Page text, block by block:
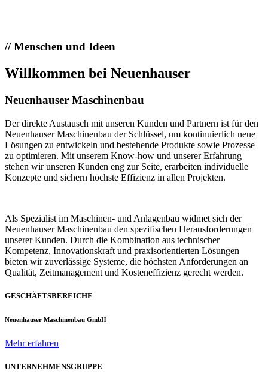
//Menschen und Ideen
Willkommen bei Neuenhauser
Neuenhauser Maschinenbau
Der direkte Austausch mit unseren Kunden und Partnern ist für den
Neuenhauser Maschinenbau der Schlüssel, um kontinuierlich neue
Lösungen zu entwickeln und bestehende Produkte sowie Prozesse
zu optimieren. Mit unserem Know-how und unserer Erfahrung
stehen wir unseren Kunden eng zur Seite, erarbeiten individuelle
Konzepte und sichern höchste Effizienz in allen Projekten.
Als Spezialist im Maschinen- und Anlagenbau widmet sich der
Neuenhauser Maschinenbau den spezifischen Herausforderungen
unserer Kunden. Durch die Kombination aus technischer
Kompetenz, Innovationskraft und praxisorientierten Lösungen
bieten wir zuverlässige Systeme, die höchsten Anforderungen an
Qualität, Zeitmanagement und Kosteneffizienz gerecht werden.
GESCHÄFTSBEREICHE
Neuenhauser Maschinenbau GmbH
Mehr erfahren
UNTERNEHMENSGRUPPE